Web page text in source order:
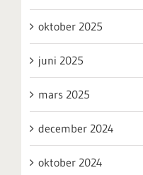
oktober 2025
juni 2025
mars 2025
december 2024
oktober 2024